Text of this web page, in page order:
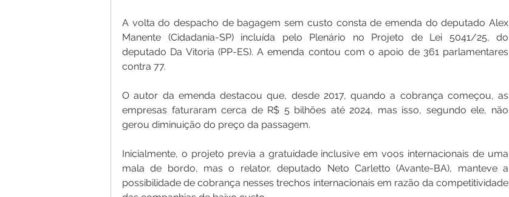
A volta do despacho de bagagem sem custo consta de emenda do deputado Alex
Manente (Cidadania-SP) incluída pelo Plenário no Projeto de Lei 5041/25, do
deputado Da Vitoria (PP-ES). A emenda contou com o apoio de 361 parlamentares
contra 77.
O autor da emenda destacou que, desde 2017, quando a cobrança começou, as
empresas faturaram cerca de R$ 5 bilhões até 2024, mas isso, segundo ele, não
gerou diminuição do preço da passagem.
Inicialmente, o projeto previa a gratuidade inclusive em voos internacionais de uma
mala de bordo, mas o relator, deputado Neto Carletto (Avante-BA), manteve a
possibilidade de cobrança nesses trechos internacionais em razão da competitividade